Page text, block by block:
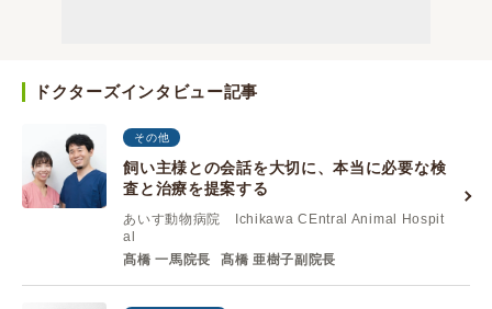
ドクターズインタビュー記事
その他
飼い主様との会話を大切に、本当に必要な検
査と治療を提案する
あいす動物病院 Ichikawa CEntral Animal Hospit
al
髙橋 一馬院長
髙橋 亜樹子副院長